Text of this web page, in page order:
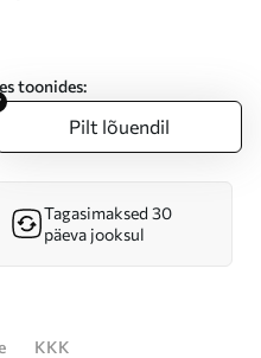
toonides:
Pilt lõuendil
Tagasimaksed 30
päeva jooksul
KKK